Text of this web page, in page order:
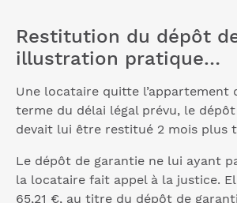
Restitution du dépôt
illustration pratique…
Une locataire quitte l’appartement
terme du délai légal prévu, le
devait lui être restitué 2 mois plus
Le dépôt de garantie ne lui ayant
la locataire fait appel à la justice.
65,21 €, au titre du dépôt de